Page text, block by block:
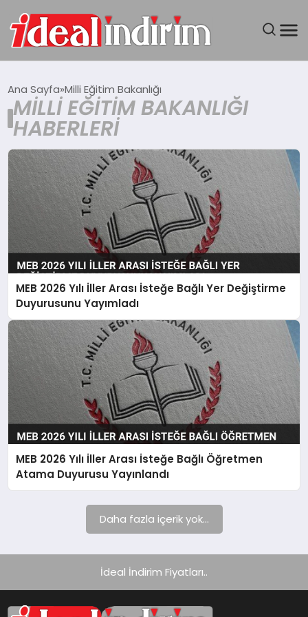
BILGISAYAR
DÜNYA
SEYAHAT
TEKNOLOJI
YAŞAM
Ana Sayfa Milli Eğitim Bakanlığı
MILLI EĞITIM BAKANLIĞI
HABERLERI
MEB 2026 Yılı İller Arası İsteğe Bağlı Yer Değiştirme
Duyurusunu Yayımladı
MEB 2026 Yılı İller Arası İsteğe Bağlı Öğretmen
Atama Duyurusu Yayınlandı
Daha fazla içerik yok...
İdeal İndirim Fiyatları..